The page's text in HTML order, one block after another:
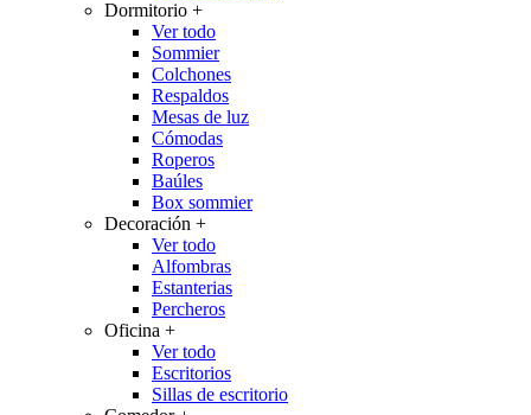
Dormitorio +
Ver todo
Sommier
Colchones
Respaldos
Mesas de luz
Cómodas
Roperos
Baúles
Box sommier
Decoración +
Ver todo
Alfombras
Estanterias
Percheros
Oficina +
Ver todo
Escritorios
Sillas de escritorio